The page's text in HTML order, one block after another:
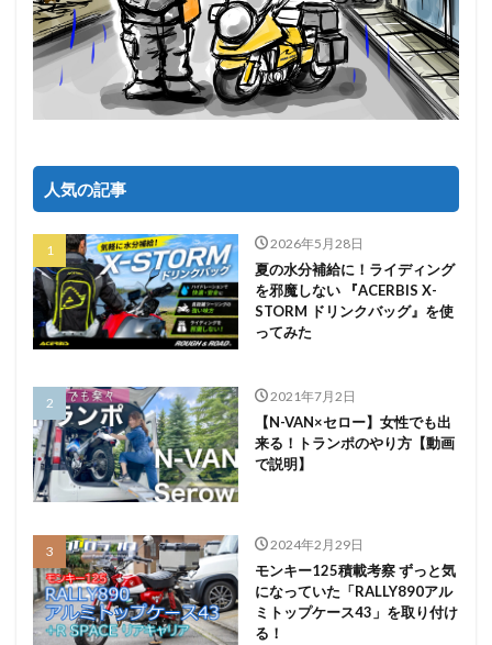
人気の記事
2026年5月28日
夏の水分補給に！ライディング
を邪魔しない 『ACERBIS X-
STORM ドリンクバッグ』を使
ってみた
2021年7月2日
【N-VAN×セロー】女性でも出
来る！トランポのやり方【動画
で説明】
2024年2月29日
モンキー125積載考察 ずっと気
になっていた「RALLY890アル
ミトップケース43」を取り付け
る！